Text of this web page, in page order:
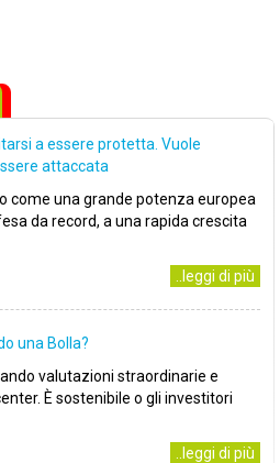
a essere protetta. Vuole
attaccata
come una grande potenza europea
da record, a una rapida crescita
..leggi di più
una Bolla?
valutazioni straordinarie e
È sostenibile o gli investitori
..leggi di più